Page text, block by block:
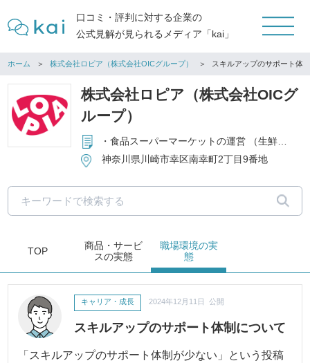
口コミ・評判に対する企業の
公式見解が見られるメディア「kai」
ホーム 株式会社ロピア（株式会社OICグループ） スキルアップのサポート体
株式会社ロピア（株式会社OICグ
ループ）
・食品スーパーマーケットの運営 （生鮮食料品・一般食料品・酒類などの販売） ・食肉専門店の運営 ・手造りハム・ソーセージ等の製造販売 ・食品の輸入貿易
神奈川県川崎市幸区南幸町2丁目9番地
TOP
商品・サービ
スの実態
職場環境の実
態
スキルアップのサポート体制について
キャリア・成長 2024年12月11日 公開
「スキルアップのサポート体制が少ない」という投稿